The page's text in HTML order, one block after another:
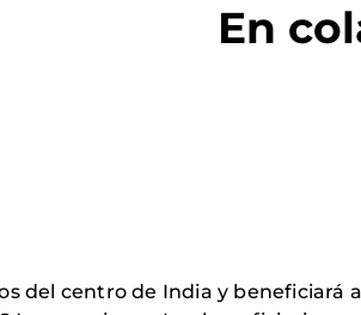
En
del centro de India y beneficiará